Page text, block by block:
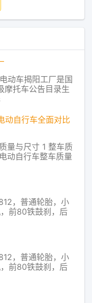
动车揭阳工厂是国
摩托车公告目录生
国家认监委强制
国内专业从事电动
列产品研发、制
技企业，公司旗
动自行车全面对比
量与尺寸 1 整车质
动自行车整车质量
对铅酸电池车型放
国标车体宽度限制
，普通轮胎，小
前80铁鼓刹，后
无靠背 穗牌电动车
状态进行实时监
，让电
，普通轮胎，小
前80铁鼓刹，后
无靠背 穗牌电动车
状态进行实时监